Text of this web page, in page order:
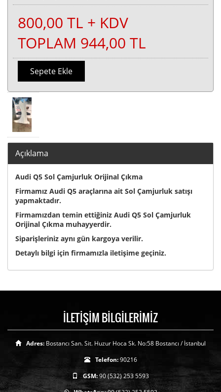
800,00 TL + KDV
TOPLAM 944,00 TL
Sepete Ekle
Açıklama
Audi Q5 Sol Çamjurluk Orijinal Çıkma
Firmamız Audi Q5 araçlarına ait Sol Çamjurluk satışı
yapmaktadır.
Firmamızdan temin ettiğiniz Audi Q5 Sol Çamjurluk
Orijinal Çıkma muhayyerdir.
Siparişleriniz aynı gün kargoya verilir.
Detaylı bilgi için firmamızla iletişime geçiniz.
İLETİŞİM BİLGİLERİMİZ
Adres: Bostancı San. Sit. Huzur Hoca Sk. No:58 Bostancı / İstanbul
Telefon:90216
GSM:90 (532) 253 5593